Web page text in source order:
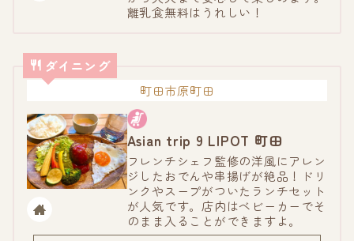
離乳食無料はうれしい！
ダイニング
町田市原町田
Asian trip 9 LIPOT 町田
フレンチシェフ監修の洋風にアレン
ジしたおでんや串揚げが絶品！ドリ
ンクやスープがついたランチセット
が人気です。店内はベビーカーでそ
のまま入ることができますよ。